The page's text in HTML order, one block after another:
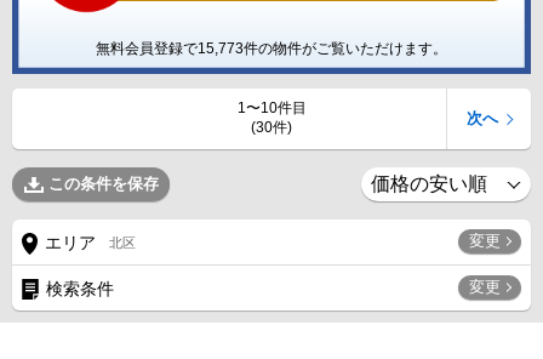
無料会員登録で15,773件の物件がご覧いただけます。
1〜10件目
(30件)
次へ
この条件を保存
エリア 北区 変更
検索条件 変更